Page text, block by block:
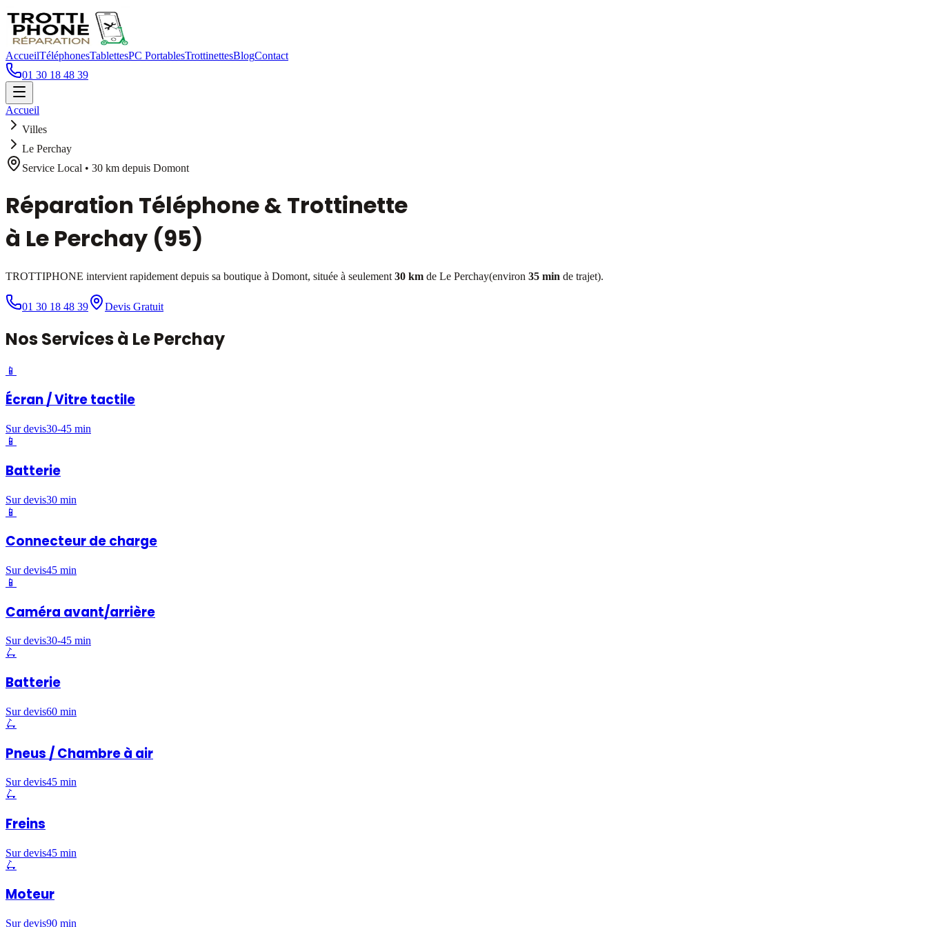
AccueilTéléphonesTablettesPC PortablesTrottinettesBlogContact
01 30 18 48 39
Accueil
Villes
Le Perchay
Service Local • 30 km depuis Domont
Réparation Téléphone & Trottinette
à Le Perchay (95)
TROTTIPHONE intervient rapidement depuis sa boutique à Domont, située à seulement 30 km de Le Perchay(environ 35 min de trajet).
01 30 18 48 39 Devis Gratuit
NosServicesà Le Perchay
📱
Écran / Vitre tactile
Sur devis30-45 min
📱
Batterie
Sur devis30 min
📱
Connecteur de charge
Sur devis45 min
📱
Caméra avant/arrière
Sur devis30-45 min
🛴
Batterie
Sur devis60 min
🛴
Pneus / Chambre à air
Sur devis45 min
🛴
Freins
Sur devis45 min
🛴
Moteur
Sur devis90 min